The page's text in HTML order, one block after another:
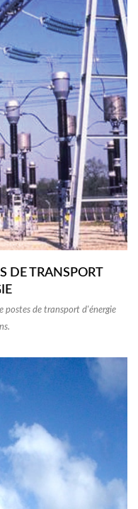
DE TRANSPORT
postes de transport d'énergie